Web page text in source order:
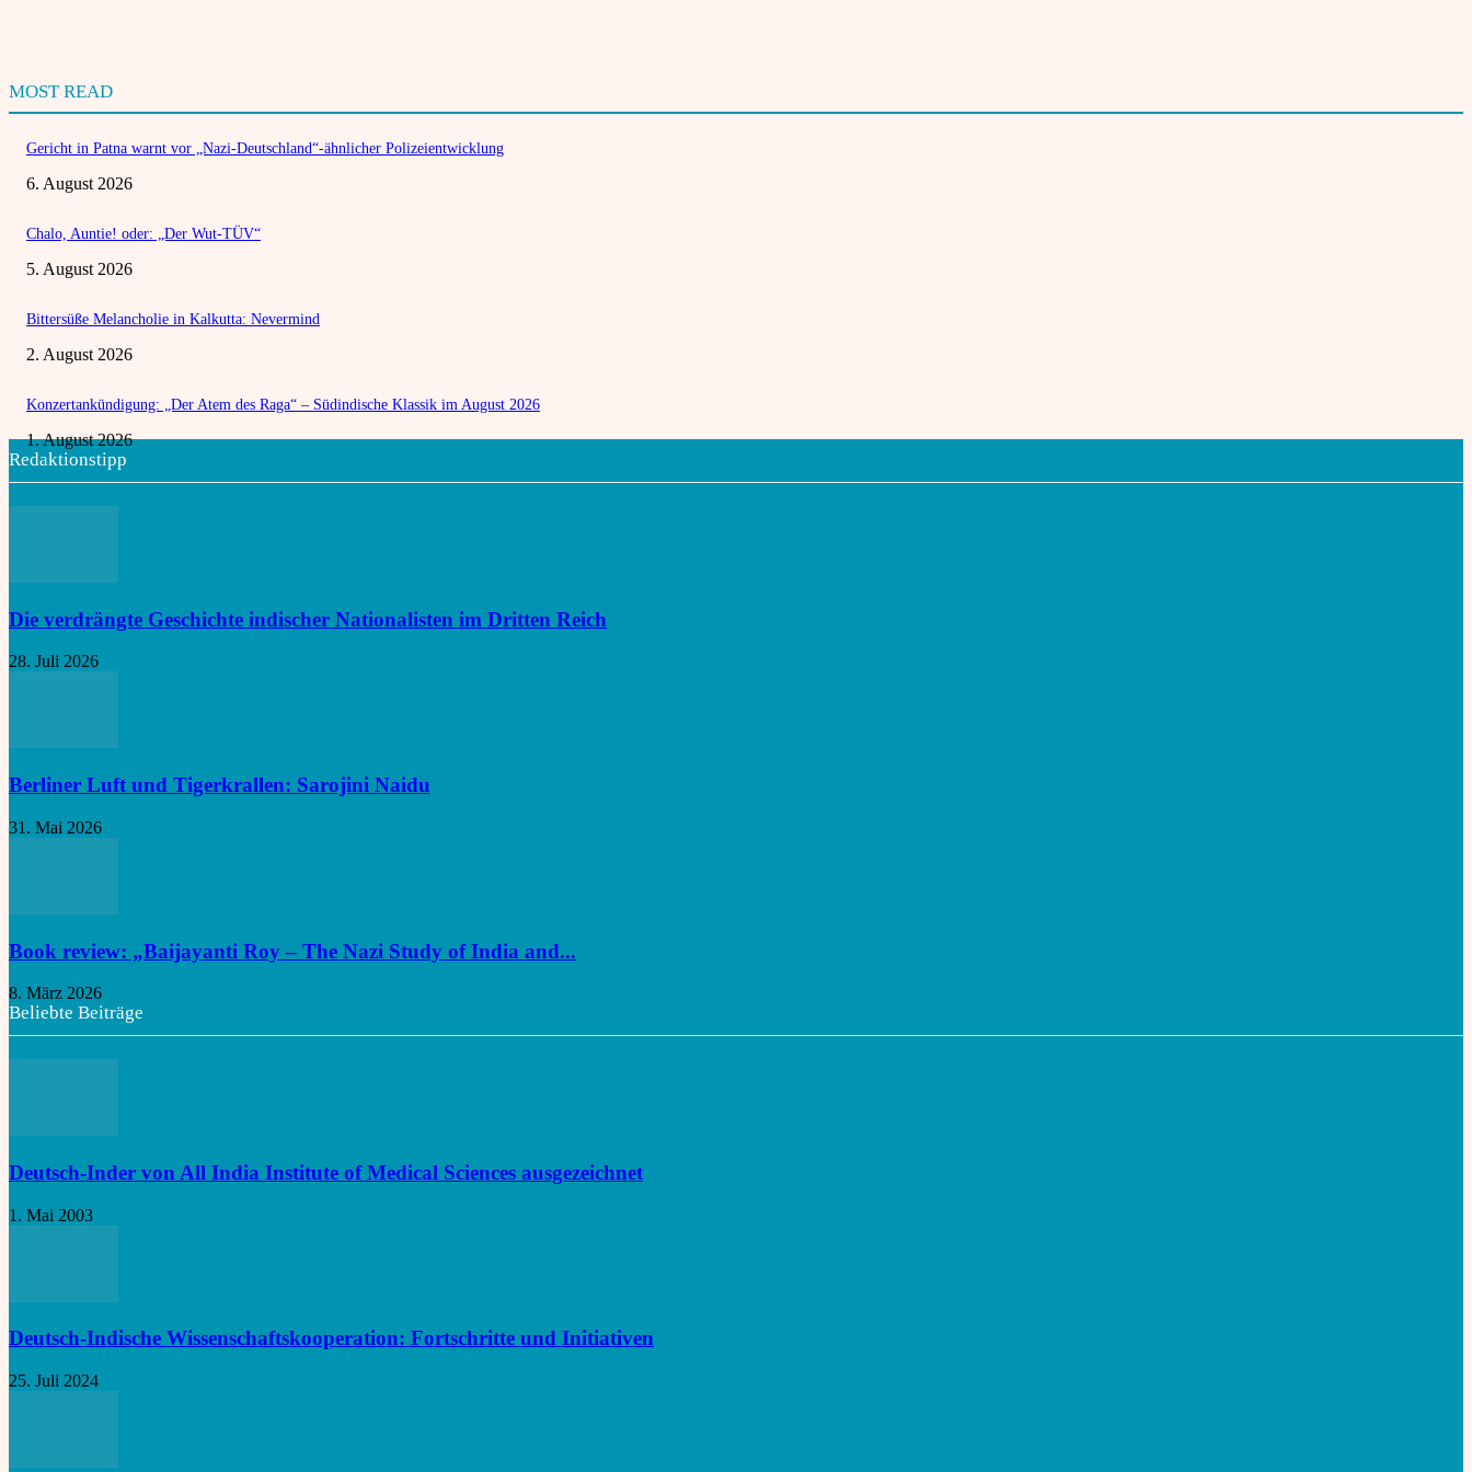
MOST READ
Gericht in Patna warnt vor „Nazi-Deutschland“-ähnlicher Polizeientwicklung
6. August 2026
Chalo, Auntie! oder: „Der Wut-TÜV“
5. August 2026
Bittersüße Melancholie in Kalkutta: Nevermind
2. August 2026
Konzertankündigung: „Der Atem des Raga“ – Südindische Klassik im August 2026
1. August 2026
Redaktionstipp
Die verdrängte Geschichte indischer Nationalisten im Dritten Reich
28. Juli 2026
Berliner Luft und Tigerkrallen: Sarojini Naidu
31. Mai 2026
Book review: „Baijayanti Roy – The Nazi Study of India and...
8. März 2026
Beliebte Beiträge
Deutsch-Inder von All India Institute of Medical Sciences ausgezeichnet
1. Mai 2003
Deutsch-Indische Wissenschaftskooperation: Fortschritte und Initiativen
25. Juli 2024